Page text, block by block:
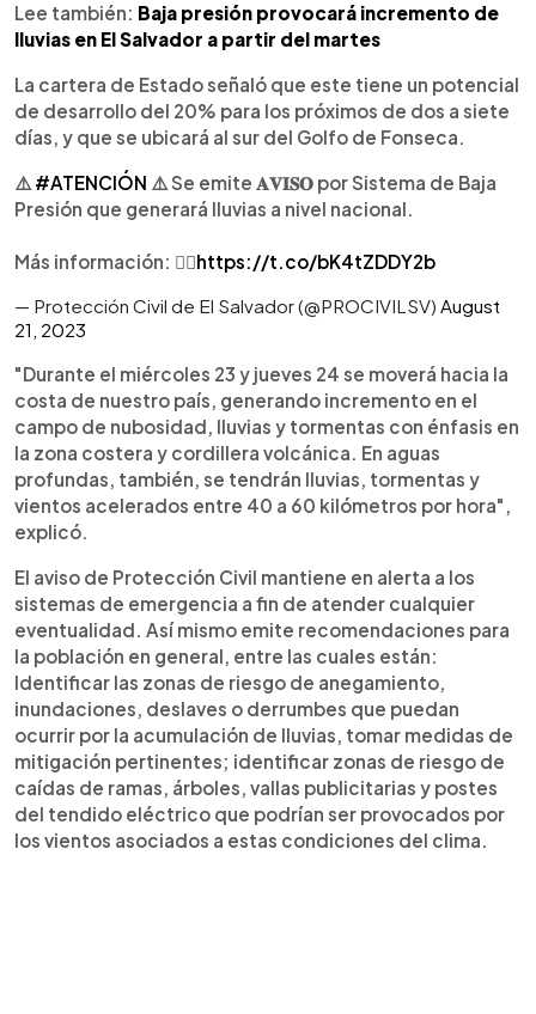
Lee también: Baja presión provocará incremento de
lluvias en El Salvador a partir del martes
La cartera de Estado señaló que este tiene un potencial
de desarrollo del 20% para los próximos de dos a siete
días, y que se ubicará al sur del Golfo de Fonseca.
⚠️ #ATENCIÓN ⚠️ Se emite 𝐀𝐕𝐈𝐒𝐎 por Sistema de Baja
Presión que generará lluvias a nivel nacional.
Más información: 👇🏼https://t.co/bK4tZDDY2b
— Protección Civil de El Salvador (@PROCIVILSV) August
21, 2023
"Durante el miércoles 23 y jueves 24 se moverá hacia la
costa de nuestro país, generando incremento en el
campo de nubosidad, lluvias y tormentas con énfasis en
la zona costera y cordillera volcánica. En aguas
profundas, también, se tendrán lluvias, tormentas y
vientos acelerados entre 40 a 60 kilómetros por hora",
explicó.
El aviso de Protección Civil mantiene en alerta a los
sistemas de emergencia a fin de atender cualquier
eventualidad. Así mismo emite recomendaciones para
la población en general, entre las cuales están:
Identificar las zonas de riesgo de anegamiento,
inundaciones, deslaves o derrumbes que puedan
ocurrir por la acumulación de lluvias, tomar medidas de
mitigación pertinentes; identificar zonas de riesgo de
caídas de ramas, árboles, vallas publicitarias y postes
del tendido eléctrico que podrían ser provocados por
los vientos asociados a estas condiciones del clima.